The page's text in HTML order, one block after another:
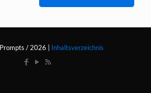
/ 2026 | Inhaltsverzeichnis